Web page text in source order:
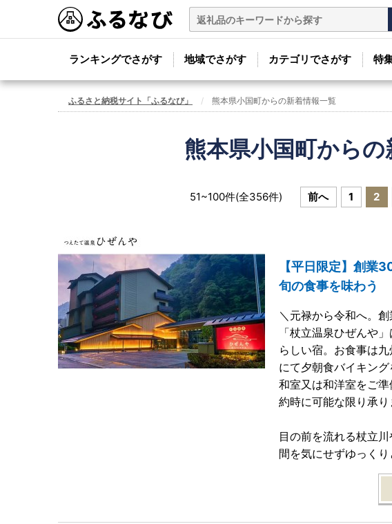
ランキングでさがす 地域でさがす カテゴリでさがす 特
ふるさと納税サイト「ふるなび」 熊本県小国町からの新着情報一覧
熊本県小国町から
51~100件(全356件) 前へ 1 2
【平日限定】創業
旬の食事を味わう
＼元禄から令和へ。
「杖立温泉ひぜんや
らしい宿。お食事は
にて夕朝食バイキン
和室又は和洋室をご
約時に可能な限り承り
目の前を流れる杖立
間を気にせずゆっくり